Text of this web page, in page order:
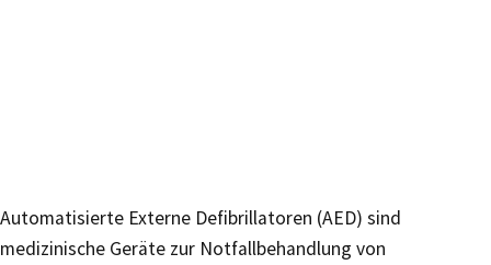
Automatisierte Externe Defibrillatoren (AED) sind
medizinische Geräte zur Notfallbehandlung von